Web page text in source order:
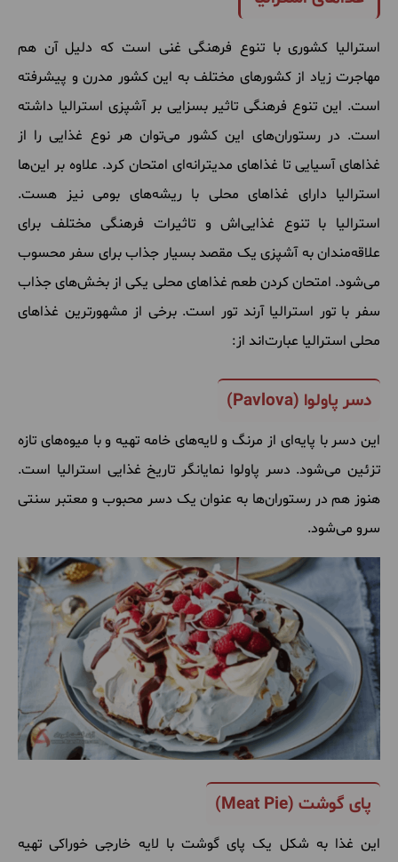
استرالیا کشوری با تنوع فرهنگی غنی است که دلیل آن هم
مهاجرت زیاد از کشورهای مختلف به این کشور مدرن و پیشرفته
است. این تنوع فرهنگی تاثیر بسزایی بر آشپزی استرالیا داشته
است. در رستورانهای این کشور میتوان هر نوع غذایی را از
غذاهای آسیایی تا غذاهای مدیترانهای امتحان کرد. علاوه بر اینها
استرالیا دارای غذاهای محلی با ریشههای بومی نیز هست.
استرالیا با تنوع غذاییاش و تاثیرات فرهنگی مختلف برای
علاقهمندان به آشپزی یک مقصد بسیار جذاب برای سفر محسوب
میشود. امتحانکردنطعم غذاهای محلی یکی از بخشهایجذاب
سفر با تور استرالیا آرند تور است.برخی از مشهورترین غذاهای
محلی استرالیا عبارتاند از:
دسر پاولوا (Pavlova
)
این دسر با پایهای از مرنگ و لایههای خامه تهیه و با میوههای تازه
تزئین میشود. دسر پاولوا نمایانگر تاریخ غذایی استرالیا است.
هنوز هم در رستورانها به عنوان یک دسر محبوب و معتبر سنتی
سرو میشود.
پای گوشت (Meat Pie
)
این غذا به شکل یک پای گوشت با لایه خارجی خوراکی تهیه